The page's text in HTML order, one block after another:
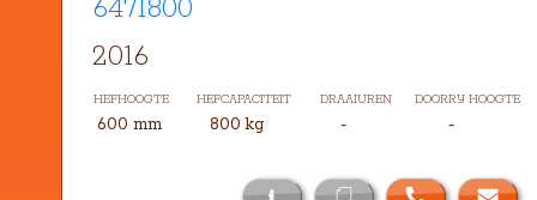
6471800
2016
HEFHOOGTE HEFCAPACITEIT DRAAIUREN DOORRIJ HOOGTE
600 mm 800 kg - -